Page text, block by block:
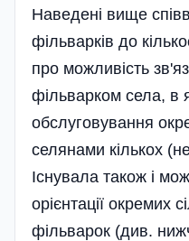
Наведені вище
фільварків до
про можливість
фільварком села, в
обслуговування
селянами кількох
Існувала також і
орієнтації окремих
фільварок (див.